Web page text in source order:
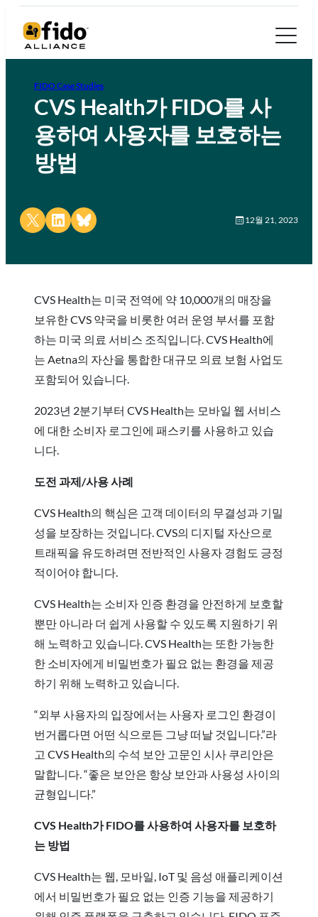
FIDO Case Studies
CVS Health가 FIDO를 사
용하여 사용자를 보호하는
방법
Share on X Share on LinkedIn
Share on Bluesky 12월 21, 2023
CVS Health는 미국 전역에 약 10,000개의 매장을
보유한 CVS 약국을 비롯한 여러 운영 부서를 포함
하는 미국 의료 서비스 조직입니다. CVS Health에
는 Aetna의 자산을 통합한 대규모 의료 보험 사업도
포함되어 있습니다.
2023년 2분기부터 CVS Health는 모바일 웹 서비스
에 대한 소비자 로그인에 패스키를 사용하고 있습
니다.
도전 과제/사용 사례
CVS Health의 핵심은 고객 데이터의 무결성과 기밀
성을 보장하는 것입니다. CVS의 디지털 자산으로
트래픽을 유도하려면 전반적인 사용자 경험도 긍정
적이어야 합니다.
CVS Health는 소비자 인증 환경을 안전하게 보호할
뿐만 아니라 더 쉽게 사용할 수 있도록 지원하기 위
해 노력하고 있습니다. CVS Health는 또한 가능한
한 소비자에게 비밀번호가 필요 없는 환경을 제공
하기 위해 노력하고 있습니다.
“외부 사용자의 입장에서는 사용자 로그인 환경이
번거롭다면 어떤 식으로든 그냥 떠날 것입니다.”라
고 CVS Health의 수석 보안 고문인 시사 쿠리안은
말합니다. “좋은 보안은 항상 보안과 사용성 사이의
균형입니다.”
CVS Health가 FIDO를 사용하여 사용자를 보호하
는 방법
CVS Health는 웹, 모바일, IoT 및 음성 애플리케이션
에서 비밀번호가 필요 없는 인증 기능을 제공하기